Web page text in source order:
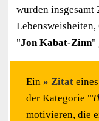
wurden insgesamt
Lebensweisheiten,
"Jon Kabat-Zinn"
Ein Zitat
der Kategorie "
motivieren, die